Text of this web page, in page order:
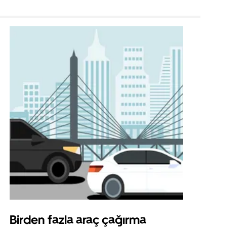
Birden fazla araç çağırma